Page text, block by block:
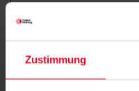
Zustimmung
CookieC Cookieb